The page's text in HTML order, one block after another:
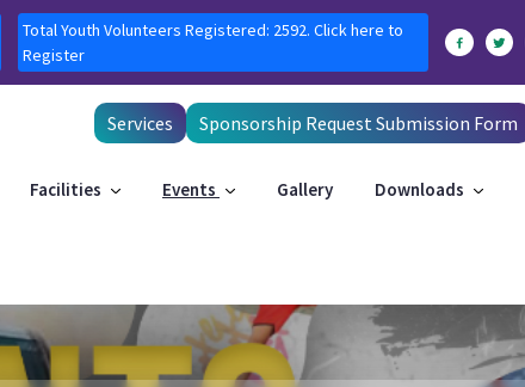
Total Youth Volunteers Registered: 2592. Click here to
Register
Services Sponsorship Request Submission Form
Facilities Events Gallery Downloads